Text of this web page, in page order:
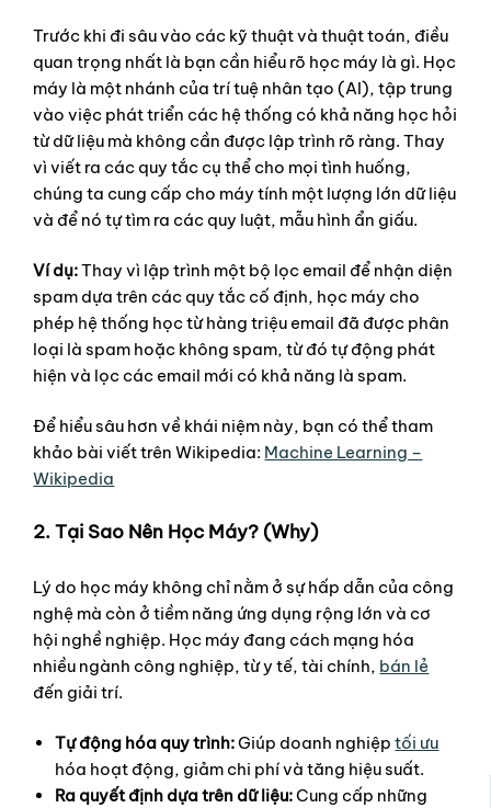
Trước khi đi sâu vào các kỹ thuật và thuật toán, điều
quan trọng nhất là bạn cần hiểu rõ học máy là gì. Học
máy là một nhánh của trí tuệ nhân tạo (AI), tập trung
vào việc phát triển các hệ thống có khả năng học hỏi
từ dữ liệu mà không cần được lập trình rõ ràng. Thay
vì viết ra các quy tắc cụ thể cho mọi tình huống,
chúng ta cung cấp cho máy tính một lượng lớn dữ liệu
và để nó tự tìm ra các quy luật, mẫu hình ẩn giấu.
Ví dụ:Thay vì lập trình một bộ lọc email để nhận diện
spam dựa trên các quy tắc cố định, học máy cho
phép hệ thống học từ hàng triệu email đã được phân
loại là spam hoặc không spam, từ đó tự động phát
hiện và lọc các email mới có khả năng là spam.
Để hiểu sâu hơn về khái niệm này, bạn có thể tham
khảo bài viết trên Wikipedia: Machine Learning –
Wikipedia
2. Tại Sao Nên Học Máy? (Why)
Lý do học máy không chỉ nằm ở sự hấp dẫn của công
nghệ mà còn ở tiềm năng ứng dụng rộng lớn và cơ
hội nghề nghiệp. Học máy đang cách mạng hóa
nhiều ngành công nghiệp, từ y tế, tài chính, bán lẻ
đến giải trí.
Tự động hóa quy trình:Giúp doanh nghiệptối ưu
hóa hoạt động, giảm chi phí và tăng hiệu suất.
Ra quyết định dựa trên dữ liệu:Cung cấp những